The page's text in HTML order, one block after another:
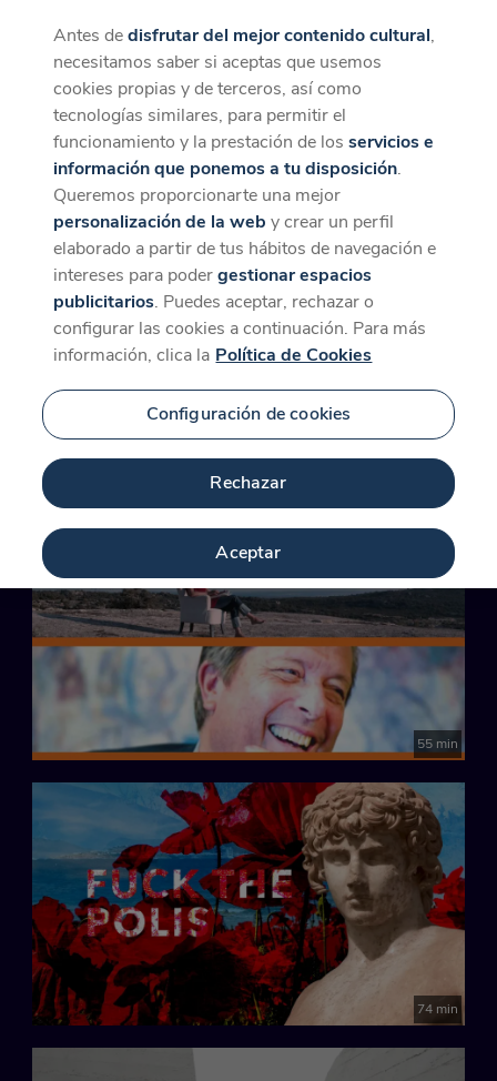
CaixaForum+
La mejor experiencia desde la App
Descargar
Contenido relacionado
para 'José Erique Ruiz-
Domènec'
55 min
74 min
Antes dedisfrutar del mejor contenido cultural,
necesitamos saber si aceptas que usemos
cookies propias y de terceros, así como
tecnologías similares, para permitir el
funcionamiento y la prestación de losservicios e
información que ponemos a tu disposición.
Queremos proporcionarte una mejor
personalización de la web y crear un perfil
elaborado a partir de tus hábitos de navegación e
intereses para podergestionar espacios
publicitarios. Puedes aceptar, rechazar o
configurar las cookies a continuación. Para más
información, clica la Política de Cookies
Configuración de cookies
Rechazar
Aceptar